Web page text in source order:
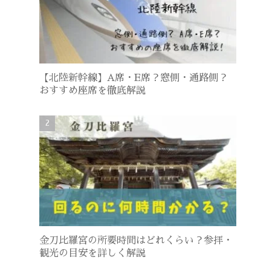
【北陸新幹線】A席・E席？窓側・通路側？
おすすめ座席を徹底解説
金刀比羅宮の所要時間はどれくらい？参拝・
観光の目安を詳しく解説